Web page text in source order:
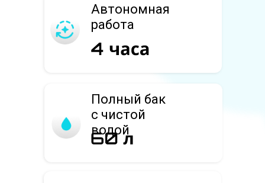
Полный бак
с чистой
водой
Автономная
работа